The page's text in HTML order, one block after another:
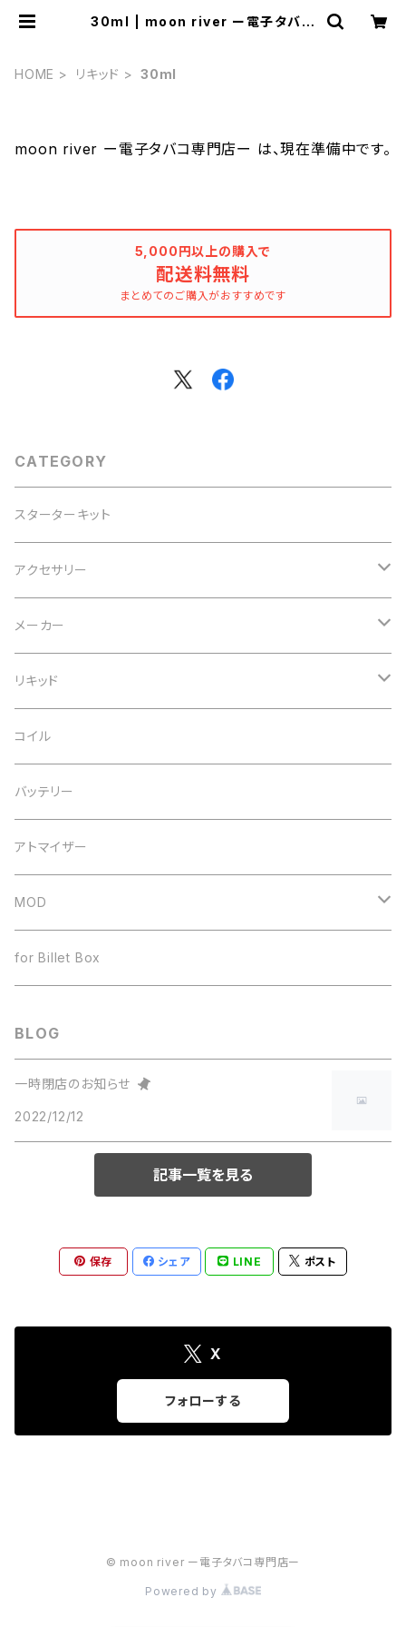
30ml | moon river ー電子タバコ
HOME リキッド 30ml
moon river ー電子タバコ専門店ー は、現在準備中です。
5,000円以上の購入で
配送料無料
まとめてのご購入がおすすめです
CATEGORY
スターターキット
アクセサリー
ヒートシンク
22mm
24mm
アトマイザースタンド
コットン
バッテリー
ドリップチップ
ヒートシンク
ボトル
ワイヤー
メーカー
Coil Father
WickNVape
Efest
JUSTFOG
リキッド
10ml
30ml
60ml
コイル
バッテリー
アトマイザー
MOD
テクニカルMOD
for Billet Box
BLOG
一時閉店のお知らせ
2022/12/12
記事一覧を見る
保存 シェア LINE ポスト
X
フォローする
© moon river ー電子タバコ専門店ー
Powered by